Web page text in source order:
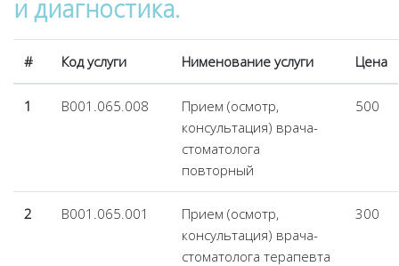
и диагностика.
# Код услуги Нименование услуги Цена
1 B001.065.008
Прием (осмотр,
консультация) врача-
стоматолога
повторный
500
2 B001.065.001
Прием (осмотр,
консультация) врача-
стоматолога терапевта
300